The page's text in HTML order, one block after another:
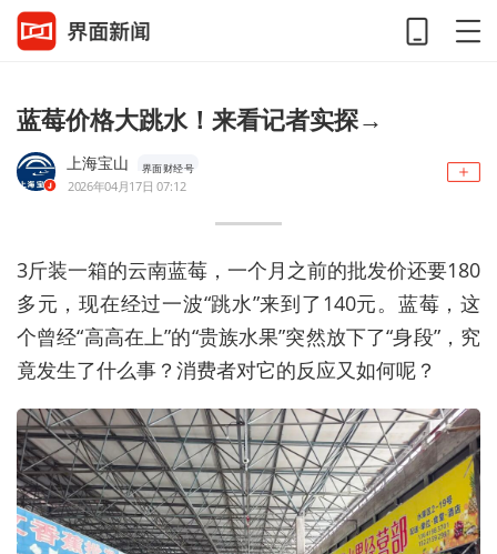
蓝莓价格大跳水！来看记者实探→
上海宝山 界面财经号
2026年04月17日 07:12
3斤装一箱的云南蓝莓，一个月之前的批发价还要180
多元，现在经过一波“跳水”来到了140元。蓝莓，这
个曾经“高高在上”的“贵族水果”突然放下了“身段”，究
竟发生了什么事？消费者对它的反应又如何呢？